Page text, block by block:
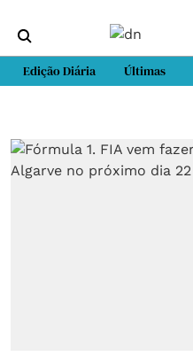
Edição Diária Últimas